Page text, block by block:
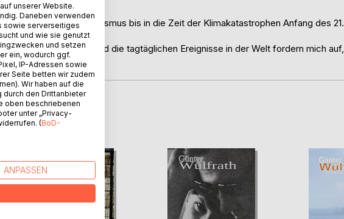
dem Deutschen Faschismus bis in die Zeit der Klimakatastrophen Anfang des 21.
und Jugendzeit und die tagtäglichen Ereignisse in der Welt fordern mich auf,
BEIBoD
unserer Website.
Daneben verwenden
sowie serverseitiges
und wie sie genutzt
und setzen
ein, wodurch ggf.
IP-Adressen sowie
Seite betten wir zudem
Wir haben auf die
durch den Drittanbieter
oben beschriebenen
unter „Privacy-
(BoD-
ANPASSEN